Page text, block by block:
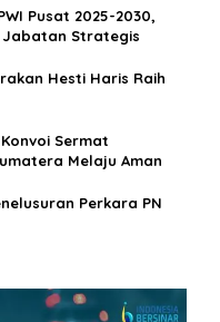
Pusat 2025-2030,
Jabatan Strategis
Hesti Haris Raih
Sermat
Melaju Aman
Perkara PN